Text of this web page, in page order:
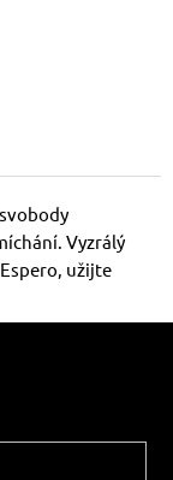
Vyzrálý
užijte